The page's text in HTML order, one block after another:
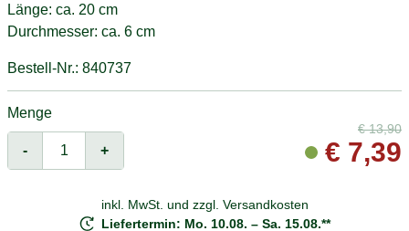
Länge: ca. 20 cm
Durchmesser: ca. 6 cm
Bestell-Nr.: 840737
Menge
- +
€13,90
€ 7,39
inkl. MwSt. und zzgl. Versandkosten
Liefertermin: Mo. 10.08. – Sa. 15.08.**